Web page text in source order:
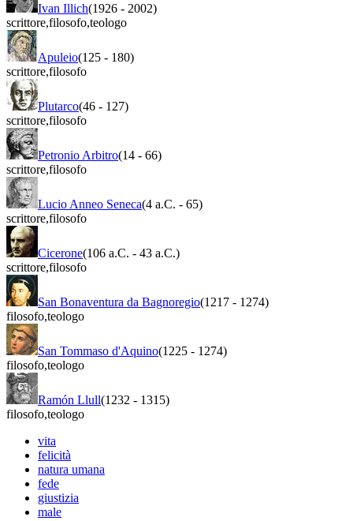
Ivan Illich(1926 - 2002)
scrittore,filosofo,teologo
Apuleio(125 - 180)
scrittore,filosofo
Plutarco(46 - 127)
scrittore,filosofo
Petronio Arbitro(14 - 66)
scrittore,filosofo
Lucio Anneo Seneca(4 a.C. - 65)
scrittore,filosofo
Cicerone(106 a.C. - 43 a.C.)
scrittore,filosofo
San Bonaventura da Bagnoregio(1217 - 1274)
filosofo,teologo
San Tommaso d'Aquino(1225 - 1274)
filosofo,teologo
Ramón Llull(1232 - 1315)
filosofo,teologo
vita
felicità
natura umana
fede
giustizia
male